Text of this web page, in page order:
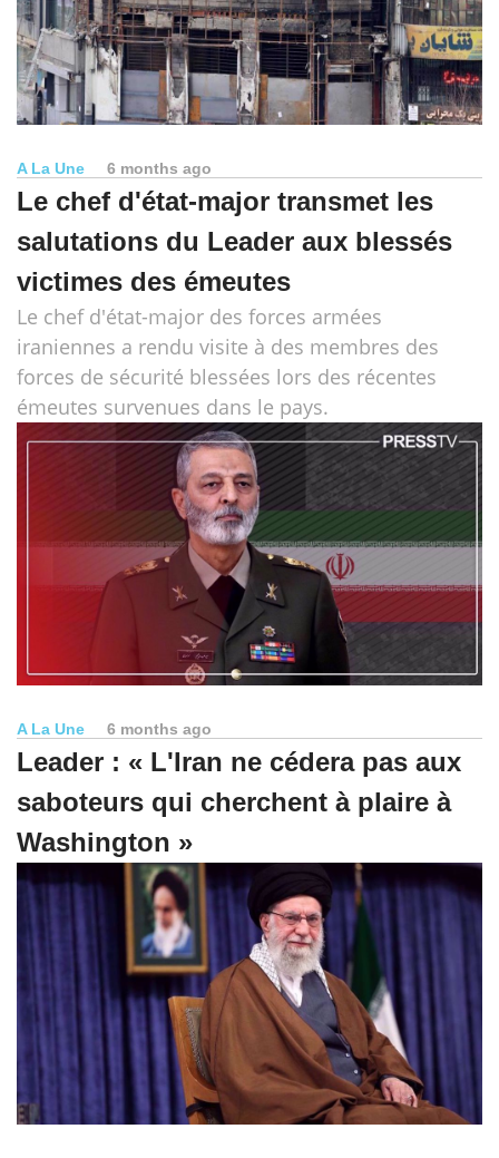
A La Une 6 months ago
Le chef d'état-major transmet les
salutations du Leader aux blessés
victimes des émeutes
Le chef d'état-major des forces armées
iraniennes a rendu visite à des membres des
forces de sécurité blessées lors des récentes
émeutes survenues dans le pays.
A La Une 6 months ago
Leader : « L'Iran ne cédera pas aux
saboteurs qui cherchent à plaire à
Washington »